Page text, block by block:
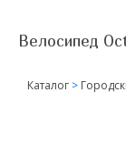
Велосипед
Каталог >